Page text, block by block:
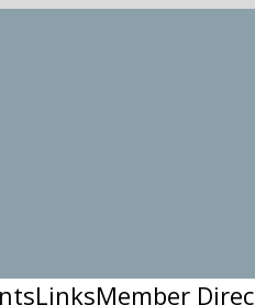
LinksMember